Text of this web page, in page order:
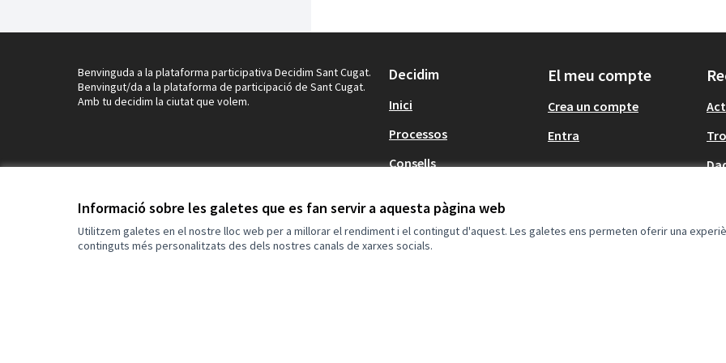
Informació sobre les galetes que es fan servir a aquesta pàgina web
Utilitzem galetes en el nostre lloc web per a millorar el rendiment i el contingut d'aquest. Les galetes ens permeten oferir una
continguts més personalitzats des dels nostres canals de xarxes socials.
Benvinguda a la plataforma participativa Decidim Sant Cugat.
Benvingut/da a la plataforma de participació de Sant Cugat.
Amb tu decidim la ciutat que volem.
Decidim
Inici
Processos
Consells
normativa
El meu compte
Crea un compte
Entra